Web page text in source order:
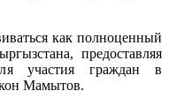
как полноценный
предоставляя
участия граждан в
Мамытов.